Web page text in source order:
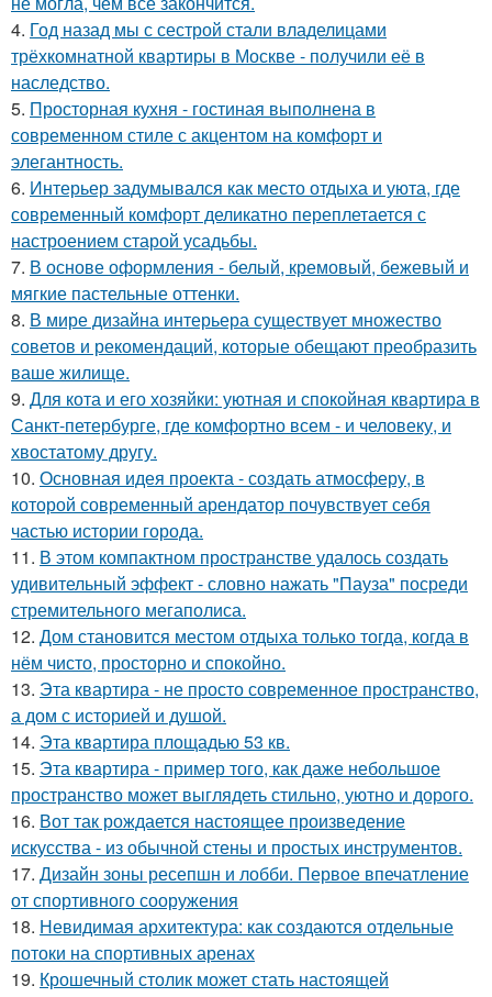
4. Год назад мы с сестрой стали владелицами
трёхкомнатной квартиры в Москве - получили её в
наследство.
5. Просторная кухня - гостиная выполнена в
современном стиле с акцентом на комфорт и
элегантность.
6. Интерьер задумывался как место отдыха и уюта, где
современный комфорт деликатно переплетается с
настроением старой усадьбы.
7. В основе оформления - белый, кремовый, бежевый и
мягкие пастельные оттенки.
8. В мире дизайна интерьера существует множество
советов и рекомендаций, которые обещают преобразить
ваше жилище.
9. Для кота и его хозяйки: уютная и спокойная квартира в
Санкт-петербурге, где комфортно всем - и человеку, и
хвостатому другу.
10. Основная идея проекта - создать атмосферу, в
которой современный арендатор почувствует себя
частью истории города.
11. В этом компактном пространстве удалось создать
удивительный эффект - словно нажать "Пауза" посреди
стремительного мегаполиса.
12. Дом становится местом отдыха только тогда, когда в
нём чисто, просторно и спокойно.
13. Эта квартира - не просто современное пространство,
а дом с историей и душой.
14. Эта квартира площадью 53 кв.
15. Эта квартира - пример того, как даже небольшое
пространство может выглядеть стильно, уютно и дорого.
16. Вот так рождается настоящее произведение
искусства - из обычной стены и простых инструментов.
17. Дизайн зоны ресепшн и лобби. Первое впечатление
от спортивного сооружения
18. Невидимая архитектура: как создаются отдельные
потоки на спортивных аренах
19. Крошечный столик может стать настоящей